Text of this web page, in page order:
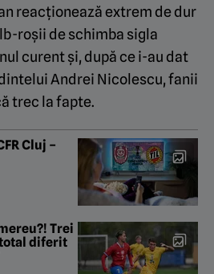
reacționează extrem de dur
roșii de schimba sigla
curent și, după ce i-au dat
Andrei Nicolescu, fanii
trec la fapte.
Cluj –
Trei
diferit